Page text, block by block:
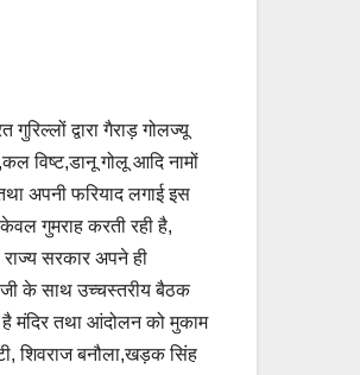
द्वारा गैराड़ गोलज्यू
विष्ट,डानू गोलू आदि नामों
अपनी फरियाद लगाई इस
गुमराह करती रही है,
सरकार अपने ही
जी के साथ उच्चस्तरीय बैठक
है मंदिर तथा आंदोलन को मुकाम
शिवराज बनौला,खड़क सिंह